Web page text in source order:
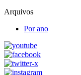
Arquivos
Por ano